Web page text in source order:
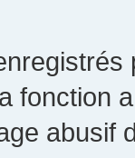
fonction
abusif